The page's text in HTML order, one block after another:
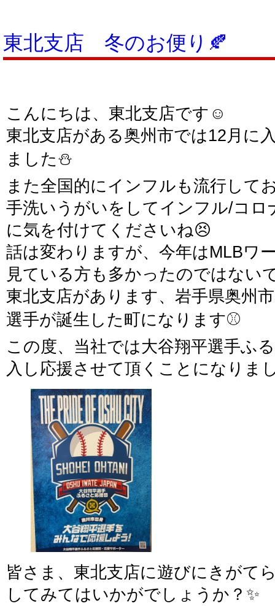
東北支店 冬のお便り🍂
こんにちは、東北支店です☺
東北支店がある奥州市では12月に
ました⛄
また全国的にインフルも流行して
手洗いうがいをしてインフル/コロ
に気を付けてくださいね😣
話は変わりますが、今年はMLBワ
見ている方も多かったのではない
東北支店があります、岩手県奥州
選手が誕生した町になります⚾
この度、当社では大谷翔平選手ふ
入し応援させて頂くことになりま
皆さま、東北支店に遊びにきがて
してみてはいかがでしょうか？✨